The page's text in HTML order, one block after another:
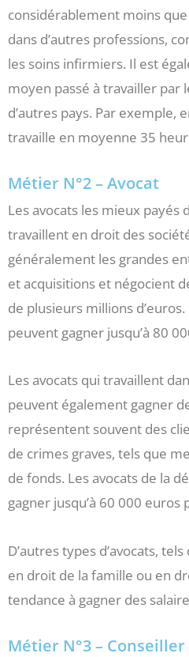
considérablement moins
dans d’autres professions,
les soins infirmiers. Il est
moyen passé à travailler par
d’autres pays. Par exemple,
travaille en moyenne 35
Métier N°2 – Avocat
Les avocats les mieux payés
travaillent en droit des
généralement les grandes
et acquisitions et négocient
de plusieurs millions
peuvent gagner jusqu’à 80
Les avocats qui travaillent
peuvent également gagner
représentent souvent des
de crimes graves, tels que
de fonds. Les avocats de la
gagner jusqu’à 60 000 euros
D’autres types d’avocats, tels
en droit de la famille ou en
tendance à gagner des
Métier N°3 –